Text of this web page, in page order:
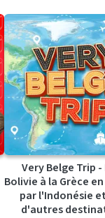
Very Belge Trip -
Bolivie à la Grèce
par l'Indonésie
d'autres